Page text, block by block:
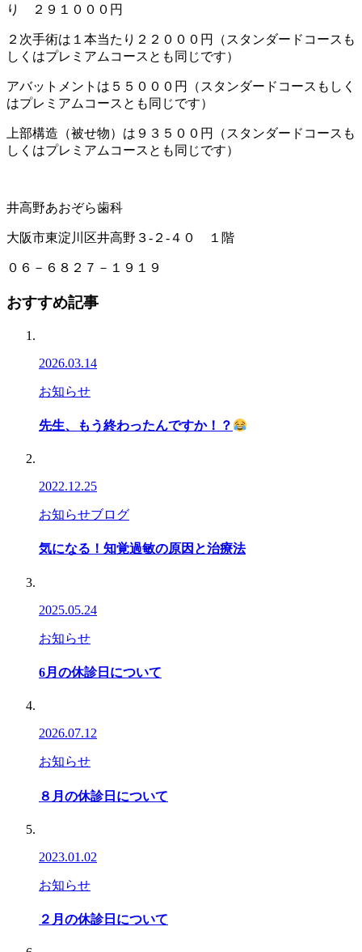
り ２９１０００円
２次手術は１本当たり２２０００円（スタンダードコースも
しくはプレミアムコースとも同じです）
アバットメントは５５０００円（スタンダードコースもしく
はプレミアムコースとも同じです）
上部構造（被せ物）は９３５００円（スタンダードコースも
しくはプレミアムコースとも同じです）
井高野あおぞら歯科
大阪市東淀川区井高野３-２-４０ １階
０６－６８２７－１９１９
おすすめ記事
2026.03.14
お知らせ
先生、もう終わったんですか！？
2022.12.25
お知らせブログ
気になる！知覚過敏の原因と治療法
2025.05.24
お知らせ
6月の休診日について
2026.07.12
お知らせ
８月の休診日について
2023.01.02
お知らせ
２月の休診日について